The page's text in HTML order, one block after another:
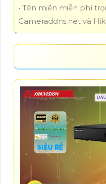
• Tên miền miễn phí
Cameraddns.net và